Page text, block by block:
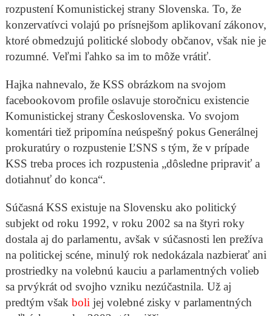
rozpustení Komunistickej strany Slovenska. To, že
konzervatívci volajú po prísnejšom aplikovaní zákonov,
ktoré obmedzujú politické slobody občanov, však nie je
rozumné. Veľmi ľahko sa im to môže vrátiť.
Hajka nahnevalo, že KSS obrázkom na svojom
facebookovom profile oslavuje storočnicu existencie
Komunistickej strany Československa. Vo svojom
komentári tiež pripomína neúspešný pokus Generálnej
prokuratúry o rozpustenie ĽSNS s tým, že v prípade
KSS treba proces ich rozpustenia „dôsledne pripraviť a
dotiahnuť do konca“.
Súčasná KSS existuje na Slovensku ako politický
subjekt od roku 1992, v roku 2002 sa na štyri roky
dostala aj do parlamentu, avšak v súčasnosti len prežíva
na politickej scéne, minulý rok nedokázala nazbierať ani
prostriedky na volebnú kauciu a parlamentných volieb
sa prvýkrát od svojho vzniku nezúčastnila. Už aj
predtým však boli jej volebné zisky v parlamentných